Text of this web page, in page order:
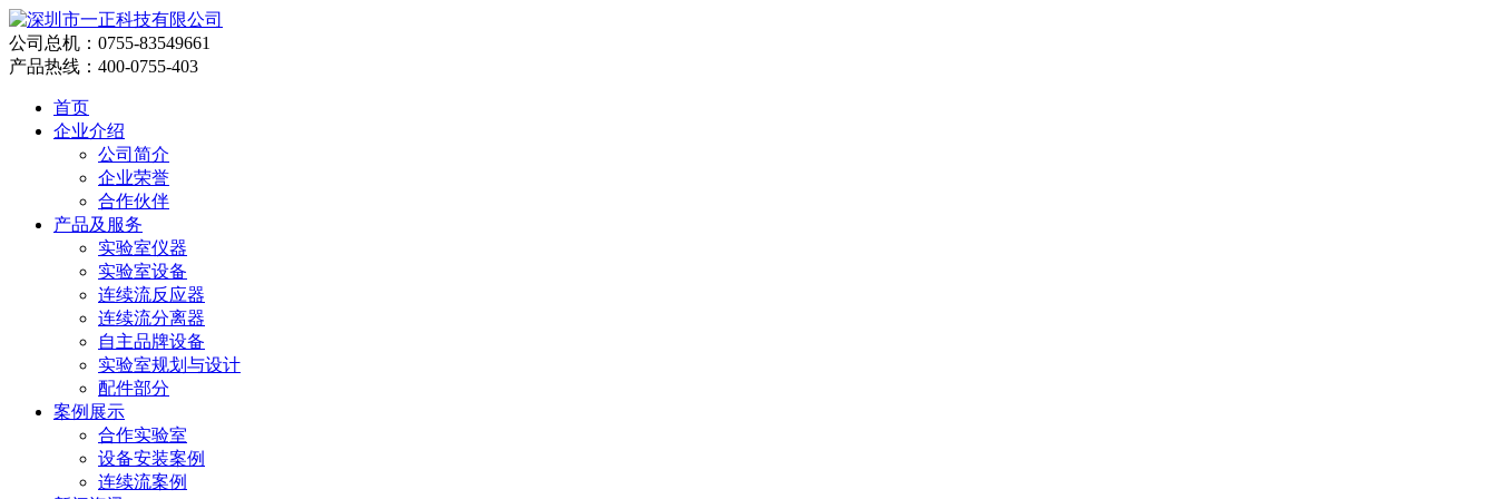
公司总机：0755-83549661
产品热线：400-0755-403
首页
企业介绍
公司简介
企业荣誉
合作伙伴
产品及服务
实验室仪器
实验室设备
连续流反应器
连续流分离器
自主品牌设备
实验室规划与设计
配件部分
案例展示
合作实验室
设备安装案例
连续流案例